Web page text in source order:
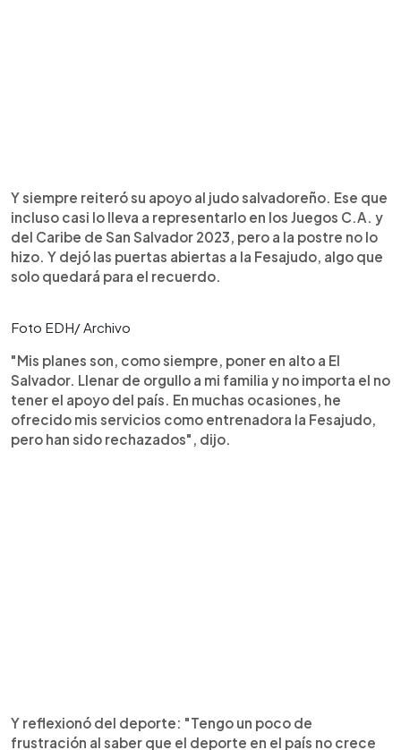
Y siempre reiteró su apoyo al judo salvadoreño. Ese que
incluso casi lo lleva a representarlo en los Juegos C.A. y
del Caribe de San Salvador 2023, pero a la postre no lo
hizo. Y dejó las puertas abiertas a la Fesajudo, algo que
solo quedará para el recuerdo.
Foto EDH/ Archivo
"Mis planes son, como siempre, poner en alto a El
Salvador. Llenar de orgullo a mi familia y no importa el no
tener el apoyo del país. En muchas ocasiones, he
ofrecido mis servicios como entrenadora la Fesajudo,
pero han sido rechazados", dijo.
Y reflexionó del deporte: "Tengo un poco de
frustración al saber que el deporte en el país no crece